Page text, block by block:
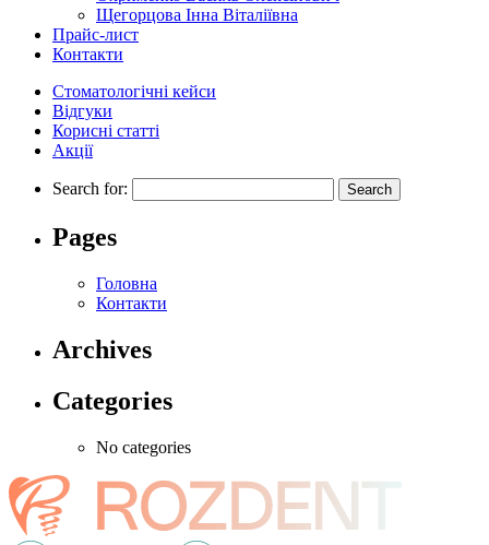
Щегорцова Інна Віталіївна
Прайс-лист
Контакти
Стоматологічні кейси
Відгуки
Корисні статті
Акції
Search for:
Pages
Головна
Контакти
Archives
Categories
No categories